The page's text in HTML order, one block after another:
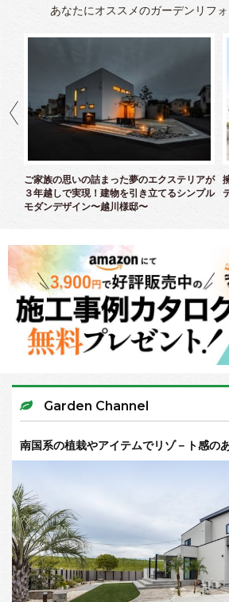
あなたにオススメのガーデンリフ
ご家族の思いの詰まった夢のエクステリアが
３年越しで実現！建物を引き立てるシンプル
モダンデザイン〜越川様邸〜
Garden Channel
南国系の植栽やアイテムでリゾ－ト感の